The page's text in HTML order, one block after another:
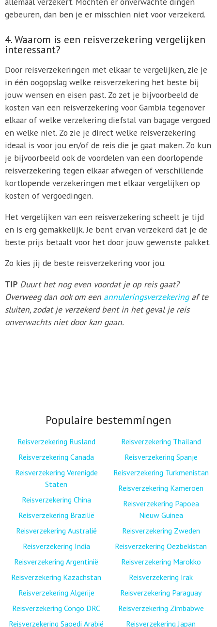
gebeuren, dan ben je er misschien niet voor verzekerd.
4. Waarom is een reisverzekering vergelijken
interessant?
Door reisverzekeringen met elkaar te vergelijken, zie je
in één oogopslag welke reisverzekering het beste bij
jouw wensen en eisen past. Zo zet je bijvoorbeeld de
kosten van een reisverzekering voor Gambia tegenover
elkaar of welke verzekering diefstal van bagage vergoed
en welke niet. Zo zie je direct welke reisverzekering
ideaal is voor jou en/of de reis die je gaat maken. Zo kun
je bijvoorbeeld ook de voordelen van een doorlopende
reisverzekering tegen elkaar afwegen of verschillende
kortlopende verzekeringen met elkaar vergelijken op
kosten of vergoedingen.
Het vergelijken van een reisverzekering scheelt je tijd
en is erg gemakkelijk. Je bent ervan verzekerd dat je de
beste prijs betaalt voor het door jouw gewenste pakket.
Zo kies jij de beste reisverzekering voor jou.
TIP Duurt het nog even voordat je op reis gaat?
Overweeg dan ook om een annuleringsverzekeringaf te
sluiten, zodat je verzekerd bent in het geval je reis
onverwachts niet door kan gaan.
Populaire bestemmingen
Reisverzekering Rusland
Reisverzekering Canada
Reisverzekering Verenigde
Staten
Reisverzekering China
Reisverzekering Brazilië
Reisverzekering Australië
Reisverzekering India
Reisverzekering Argentinië
Reisverzekering Kazachstan
Reisverzekering Algerije
Reisverzekering Congo DRC
Reisverzekering Saoedi Arabië
Reisverzekering Thailand
Reisverzekering Spanje
Reisverzekering Turkmenistan
Reisverzekering Kameroen
Reisverzekering Papoea
Nieuw Guinea
Reisverzekering Zweden
Reisverzekering Oezbekistan
Reisverzekering Marokko
Reisverzekering Irak
Reisverzekering Paraguay
Reisverzekering Zimbabwe
Reisverzekering Japan